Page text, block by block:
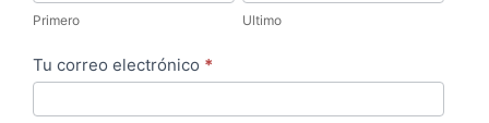
l
c
r
m
Primero
lUltimo
Tu correo electrónico *